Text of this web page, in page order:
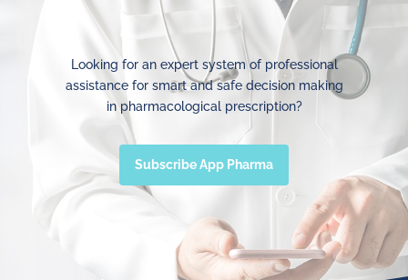
Looking for an expert system of professional
assistance for smart and safe decision making
in pharmacological prescription?
Subscribe App Pharma